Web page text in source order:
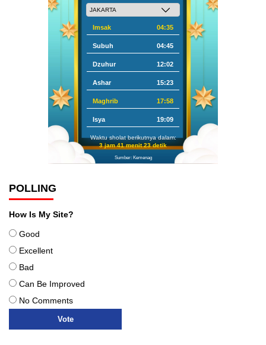
Imsak 04:35
Subuh 04:45
Dzuhur 12:02
Ashar 15:23
Maghrib 17:58
Isya 19:09
Waktu sholat berikutnya dalam:
3 jam 41 menit 22 detik
Sumber: Kemenag
POLLING
How Is My Site?
Good
Excellent
Bad
Can Be Improved
No Comments